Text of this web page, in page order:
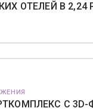
ОТЕЛЕЙ В 2,24
С